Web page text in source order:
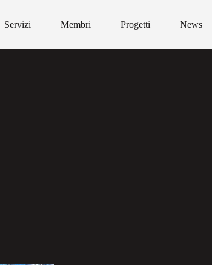
Servizi Membri Progetti News